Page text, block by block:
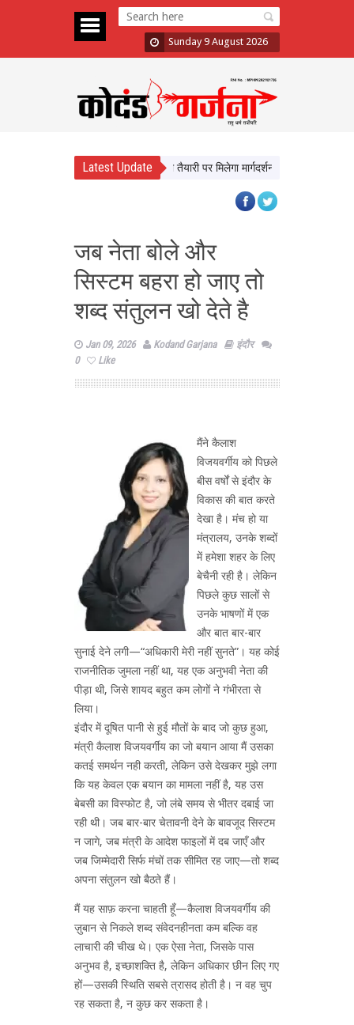
Sunday 9 August 2026
Latest Update
यूपी के छात्र, करियर और परीक्षा तैयारी पर मिलेगा मार्गदर्शन न्याय व्यवस्था को
जब नेता बोले और
सिस्टम बहरा हो जाए तो
शब्द संतुलन खो देते है
Jan 09, 2026 Kodand Garjana
इंदौर
0
Like
मैंने कैलाश
विजयवर्गीय को पिछले
बीस वर्षों से इंदौर के
विकास की बात करते
देखा है। मंच हो या
मंत्रालय, उनके शब्दों
में हमेशा शहर के लिए
बेचैनी रही है। लेकिन
पिछले कुछ सालों से
उनके भाषणों में एक
और बात बार-बार
सुनाई देने लगी—“अधिकारी मेरी नहीं सुनते”। यह कोई
राजनीतिक जुमला नहीं था, यह एक अनुभवी नेता की
पीड़ा थी, जिसे शायद बहुत कम लोगों ने गंभीरता से
लिया।
इंदौर में दूषित पानी से हुई मौतों के बाद जो कुछ हुआ,
मंत्री कैलाश विजयवर्गीय का जो बयान आया मैं उसका
कतई समर्थन नही करती, लेकिन उसे देखकर मुझे लगा
कि यह केवल एक बयान का मामला नहीं है, यह उस
बेबसी का विस्फोट है, जो लंबे समय से भीतर दबाई जा
रही थी। जब बार-बार चेतावनी देने के बावजूद सिस्टम
न जागे, जब मंत्री के आदेश फाइलों में दब जाएँ और
जब जिम्मेदारी सिर्फ मंचों तक सीमित रह जाए—तो शब्द
अपना संतुलन खो बैठते हैं।
मैं यह साफ़ करना चाहती हूँ—कैलाश विजयवर्गीय की
ज़ुबान से निकले शब्द संवेदनहीनता कम बल्कि वह
लाचारी की चीख थे। एक ऐसा नेता, जिसके पास
अनुभव है, इच्छाशक्ति है, लेकिन अधिकार छीन लिए गए
हों—उसकी स्थिति सबसे त्रासद होती है। न वह चुप
रह सकता है, न कुछ कर सकता है।